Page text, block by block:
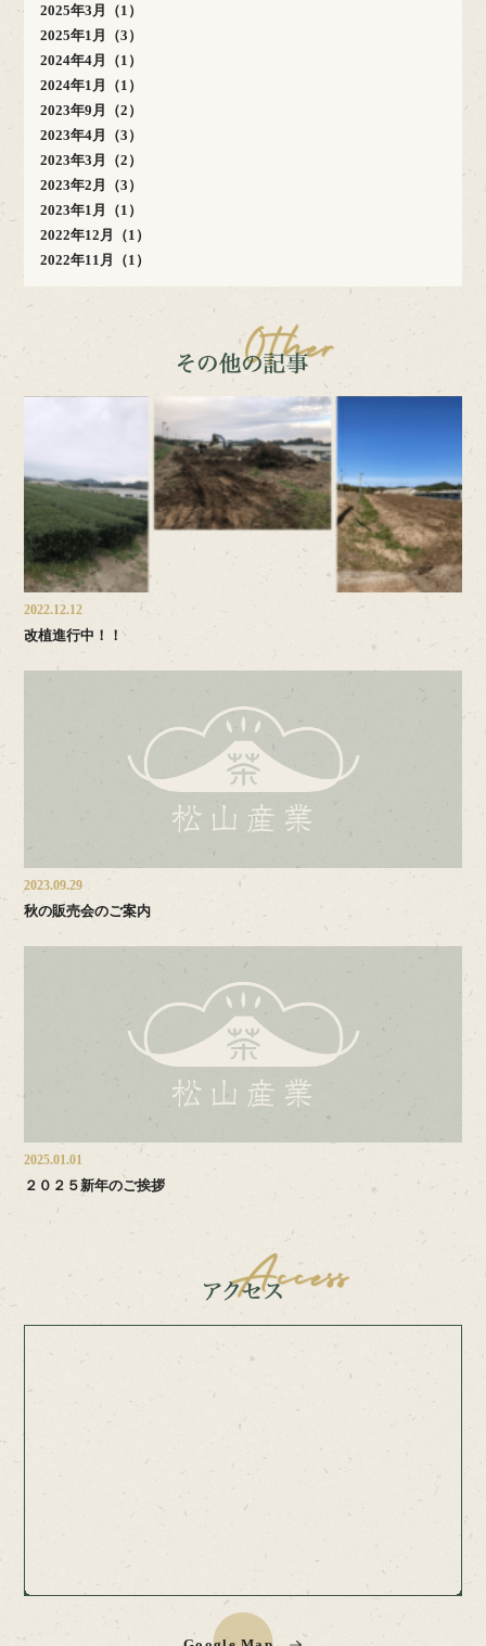
2025年3月（1）
2025年1月（3）
2024年4月（1）
2024年1月（1）
2023年9月（2）
2023年4月（3）
2023年3月（2）
2023年2月（3）
2023年1月（1）
2022年12月（1）
2022年11月（1）
2022.12.12
改植進行中！！
2023.09.29
秋の販売会のご案内
2025.01.01
２０２５新年のご挨拶